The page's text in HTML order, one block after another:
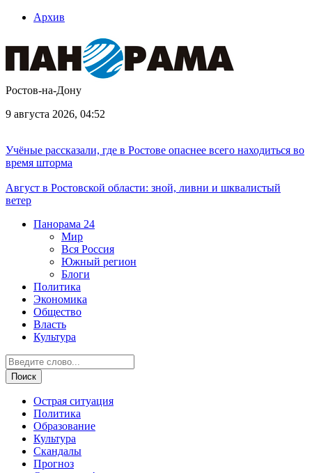
Архив
Ростов-на-Дону
9 августа 2026, 04:52
Учёные рассказали, где в Ростове опаснее всего находиться во
время шторма
Август в Ростовской области: зной, ливни и шквалистый
ветер
Панорама 24
Мир
Вся Россия
Южный регион
Блоги
Политика
Экономика
Общество
Власть
Культура
Острая ситуация
Политика
Образование
Культура
Скандалы
Прогноз